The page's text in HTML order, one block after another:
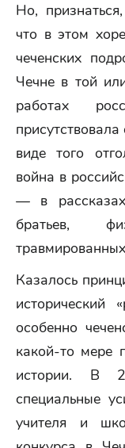
Но,
что в этом
чеченских
Чечне в той
работах
виде того
война в
— в
братьев,
Казалось
исторический
особенно
какой-то мере
истории. В
специальные
учителя и